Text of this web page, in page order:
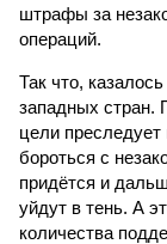
штрафы за
операций.
Так что,
западных стран.
цели
бороться с
придётся и
уйдут в тень. А
количества